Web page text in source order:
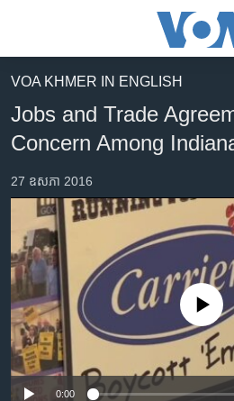
គេហទំព័រ​
រំលង​
និង​
ទៅ​​
ព័ត៌មាន​​
តែ​
ម្តង
រំលង​
និង​
ចូល​
អន្តរជាតិ
ហេឡូវីអូអេ
កម្ពុជាច្នៃប្រតិដ្ឋ
ព្រឹត្តិការណ៍ព័ត៌មាន
ទូរទស្សន៍ / វីដេអូ​
វិទ្យុ / ផតខាសថ៍
កម្មវិធីទាំងអស់
VOA KHMER IN ENGLISH
Jobs and Trade
Concern Among
27 ឧសភា 2016
No media source
0:00